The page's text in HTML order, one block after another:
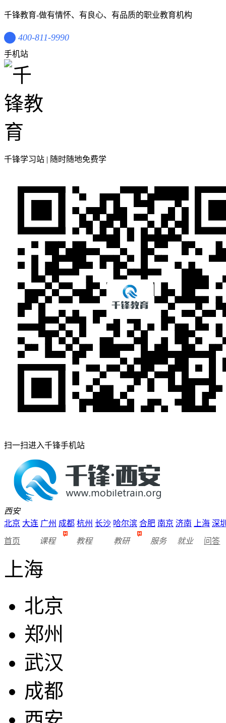
千锋教育-做有情怀、有良心、有品质的职业教育机构
400-811-9990
手机站
千锋学习站 | 随时随地免费学
扫一扫进入千锋手机站
西安
北京 大连 广州 成都 杭州 长沙 哈尔滨 合肥 南京 济南 上海 深
首页 课程 教程 教研 服务 就业 问答
上海
北京
郑州
武汉
成都